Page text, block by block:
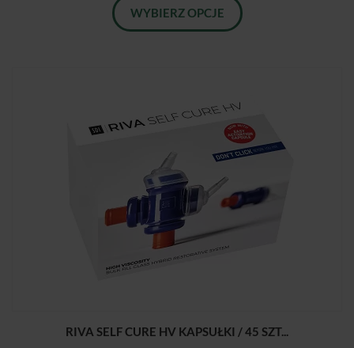
WYBIERZ OPCJE
RIVA SELF CURE HV KAPSUŁKI / 45 SZT...